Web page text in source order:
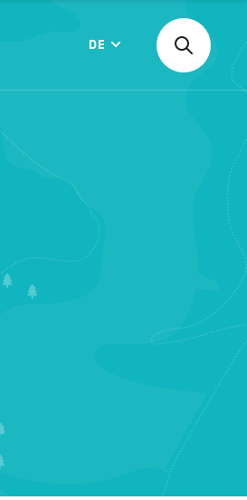
DE
Suchen
nach